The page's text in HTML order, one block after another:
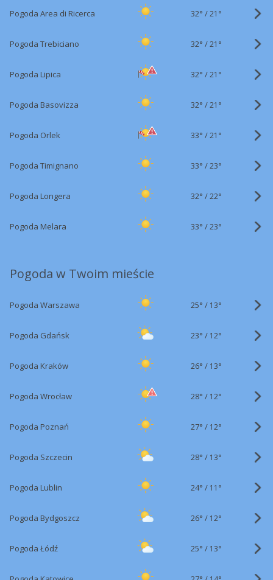
Pogoda Area di Ricerca 32° /21°
Pogoda Trebiciano 32° /21°
Pogoda Lipica 32° /21°
Pogoda Basovizza 32° /21°
Pogoda Orlek 33° /21°
Pogoda Timignano 33° /23°
Pogoda Longera 32° /22°
Pogoda Melara 33° /23°
Pogoda w Twoim mieście
Pogoda Warszawa 25° / 13°
Pogoda Gdańsk 23° / 12°
Pogoda Kraków 26° / 13°
Pogoda Wrocław 28° / 12°
Pogoda Poznań 27° / 12°
Pogoda Szczecin 28° / 13°
Pogoda Lublin 24° / 11°
Pogoda Bydgoszcz 26° / 12°
Pogoda Łódź 25° / 13°